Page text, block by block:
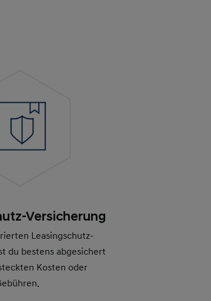
Versicherung
Leasingschutz-
du bestens abgesichert
Kosten oder